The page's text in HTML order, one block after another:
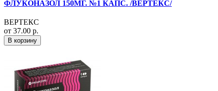
ФЛУКОНАЗОЛ 150МГ. №1 КАПС. /ВЕРТЕКС/
ВЕРТЕКС
от 37.00 р.
В корзину